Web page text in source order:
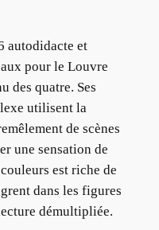
autodidacte et
pour le Louvre
des quatre. Ses
utilisent la
de scènes
une sensation de
est riche de
dans les figures
démultipliée.